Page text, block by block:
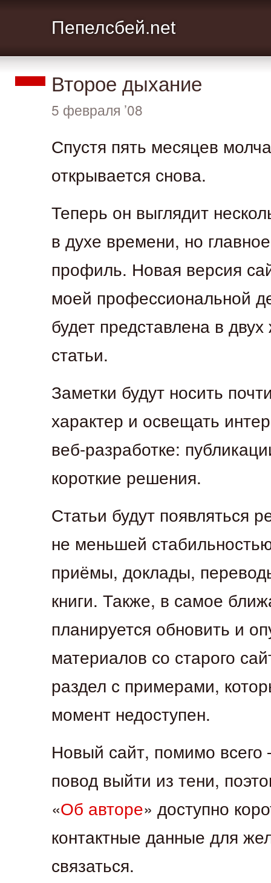
Пепелсбей.net
Второе дыхание
5 февраля ’08
Спустя пять месяцев
открывается снова.
Теперь он выглядит
в духе времени, но
профиль. Новая версия
моей профессиональной
будет представлена в
статьи.
Заметки будут носить
характер и освещать
веб-разработке:
короткие решения.
Статьи будут появляться
не меньшей
приёмы, доклады,
книги. Также, в самое
планируется обновить и
материалов со старого
раздел с примерами,
момент недоступен.
Новый сайт, помимо
повод выйти из тени,
«Об авторе» доступно
контактные данные для
связаться.